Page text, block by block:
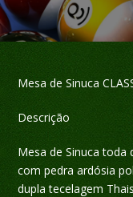
Mesa de Sinuca
Descrição
Mesa de Sinuca toda
com pedra ardósia
dupla tecelagem